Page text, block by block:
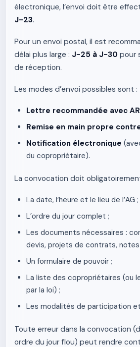
électronique, l’envoi doit être
J-23.
Pour un envoi postal, il est
délai plus large : J-25 à J-30 pour
de réception.
Les modes d’envoi possibles sont :
Lettre recommandée avec AR
Remise en main propre
Notification électronique
du copropriétaire).
La convocation doit
La date, l’heure et le lieu de l’AG ;
L’ordre du jour complet ;
Les documents nécessaires :
devis, projets de contrats,
Un formulaire de pouvoir ;
La liste des copropriétaires (ou
par la loi) ;
Les modalités de participation
Toute erreur dans la convocation
ordre du jour flou) peut rendre